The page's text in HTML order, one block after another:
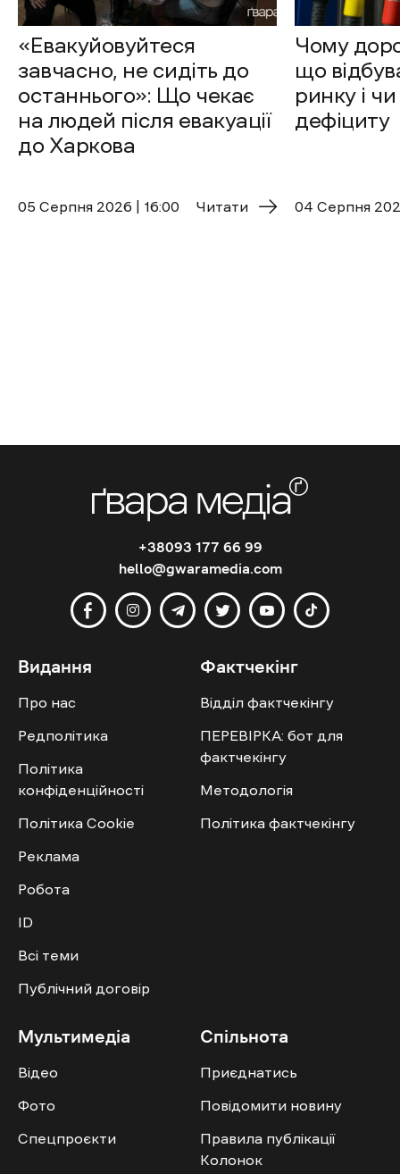
«Евакуйовуйтеся
завчасно, не сидіть до
останнього»: Що чекає
на людей після евакуації
до Харкова
05 Cерпня 2026 | 16:00 Читати
Чому
що
ринку і
дефіциту
04 Cерпня
+38093 177 66 99
hello@gwaramedia.com
Видання
Про нас
Редполітика
Політика
конфіденційності
Політика Cookie
Реклама
Робота
ID
Всі теми
Публічний договір
Фактчекінг
Відділ фактчекінгу
ПЕРЕВІРКА: бот для
фактчекінгу
Методологія
Політика фактчекінгу
Мультимедіа
Відео
Фото
Спецпроєкти
Спільнота
Приєднатись
Повідомити новину
Правила публікації
Колонок